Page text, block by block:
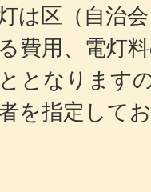
は区（自治
費用、電灯
となります
を指定して